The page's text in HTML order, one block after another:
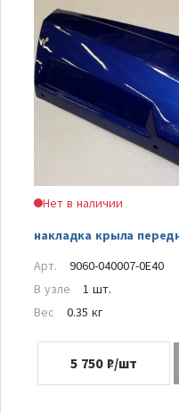
Нет в наличии
накладка крыла
Арт.
9060-040007-0E40
В узле
1 шт.
Вес
0.35 кг
5 750 ₽/шт